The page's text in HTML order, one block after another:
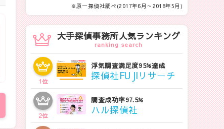
※原一探偵社調べ(2017年6月～2018年5月)
大手探偵事務所人気ランキング
ranking search
1位
浮気調査満足度95%達成
探偵社FUJIリサーチ
2位
調査成功率97.5%
ハル探偵社